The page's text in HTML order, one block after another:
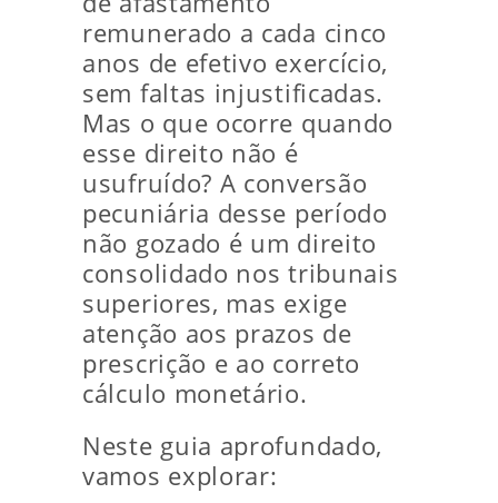
remunerado a cada cinco
anos de efetivo exercício,
sem faltas injustificadas.
Mas o que ocorre quando
esse direito não é
usufruído? A conversão
pecuniária desse período
não gozado é um direito
consolidado nos tribunais
superiores, mas exige
atenção aos prazos de
prescrição e ao correto
cálculo monetário.
Neste guia aprofundado,
vamos explorar: